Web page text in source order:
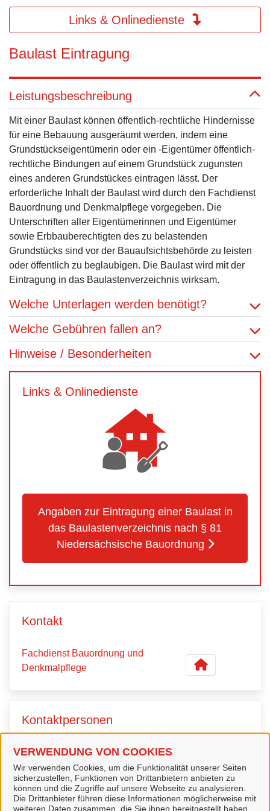
VERWENDUNG VON COOKIES
Wir verwenden Cookies, um die Funktionalität unserer Seiten
sicherzustellen, Funktionen von Drittanbietern anbieten zu
können und die Zugriffe auf unsere Webseite zu analysieren.
Die Drittanbieter führen diese Informationen möglicherweise mit
weiteren Daten zusammen, die Sie ihnen bereitgestellt haben
Links & Onlinedienste
Baulast Eintragung
Leistungsbeschreibung
Mit einer Baulast können öffentlich-rechtliche Hindernisse
für eine Bebauung ausgeräumt werden, indem eine
Grundstückseigentümerin oder ein -Eigentümer öffentlich-
rechtliche Bindungen auf einem Grundstück zugunsten
eines anderen Grundstückes eintragen lässt. Der
erforderliche Inhalt der Baulast wird durch den Fachdienst
Bauordnung und Denkmalpflege vorgegeben. Die
Unterschriften aller Eigentümerinnen und Eigentümer
sowie Erbbauberechtigten des zu belastenden
Grundstücks sind vor der Bauaufsichtsbehörde zu leisten
oder öffentlich zu beglaubigen. Die Baulast wird mit der
Eintragung in das Baulastenverzeichnis wirksam.
Welche Unterlagen werden benötigt?
Welche Gebühren fallen an?
Hinweise / Besonderheiten
Links & Onlinedienste
Angaben zur Eintragung einer Baulast in
das Baulastenverzeichnis nach § 81
Niedersächsische Bauordnung
Kontakt
Fachdienst Bauordnung und
Denkmalpflege
Kontaktpersonen
Sachbearbeiterin
Frau Claudia Welling